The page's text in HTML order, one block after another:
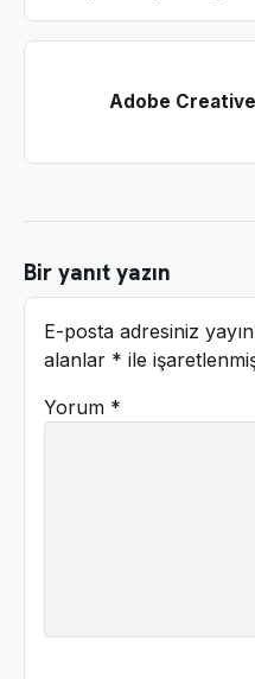
Adobe
Bir yanıt yazın
E-posta adresiniz
alanlar * ile
Yorum *